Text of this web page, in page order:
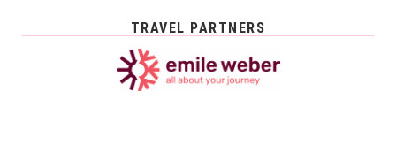
TRAVEL PARTNERS